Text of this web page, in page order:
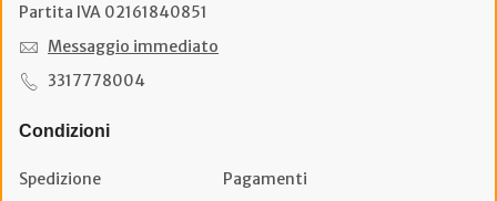
Partita IVA 02161840851
Messaggio immediato
3317778004
Condizioni
Spedizione
Pagamenti